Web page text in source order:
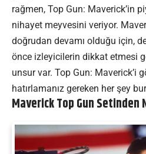
rağmen, Top Gun: Maverick’in
nihayet meyvesini veriyor.
doğrudan devamı olduğu için,
önce izleyicilerin dikkat etmesi
unsur var. Top Gun: Maverick’i
hatırlamanız gereken her şey
Maverick Top Gun Setinden